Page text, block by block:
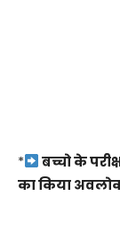
*
बच्चो के
का किया